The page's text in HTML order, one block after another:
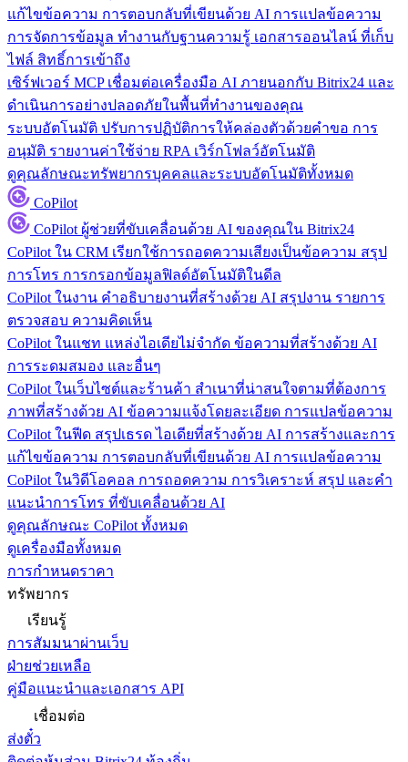
แก้ไขข้อความ การตอบกลับที่เขียนด้วย AI การแปลข้อความ
การจัดการข้อมูล ทำงานกับฐานความรู้ เอกสารออนไลน์ ที่เก็บ
ไฟล์ สิทธิ์การเข้าถึง
เซิร์ฟเวอร์ MCP เชื่อมต่อเครื่องมือ AI ภายนอกกับ Bitrix24 และ
ดำเนินการอย่างปลอดภัยในพื้นที่ทำงานของคุณ
ระบบอัตโนมัติ ปรับการปฏิบัติการให้คล่องตัวด้วยคำขอ การ
อนุมัติ รายงานค่าใช้จ่าย RPA เวิร์กโฟลว์อัตโนมัติ
ดูคุณลักษณะทรัพยากรบุคคลและระบบอัตโนมัติทั้งหมด
CoPilot
CoPilot ผู้ช่วยที่ขับเคลื่อนด้วย AI ของคุณใน Bitrix24
CoPilot ใน CRM เรียกใช้การถอดความเสียงเป็นข้อความ สรุป
การโทร การกรอกข้อมูลฟิลด์อัตโนมัติในดีล
CoPilot ในงาน คำอธิบายงานที่สร้างด้วย AI สรุปงาน รายการ
ตรวจสอบ ความคิดเห็น
CoPilot ในแชท แหล่งไอเดียไม่จำกัด ข้อความที่สร้างด้วย AI
การระดมสมอง และอื่นๆ
CoPilot ในเว็บไซต์และร้านค้า สำเนาที่น่าสนใจตามที่ต้องการ
ภาพที่สร้างด้วย AI ข้อความแจ้งโดยละเอียด การแปลข้อความ
CoPilot ในฟีด สรุปเธรด ไอเดียที่สร้างด้วย AI การสร้างและการ
แก้ไขข้อความ การตอบกลับที่เขียนด้วย AI การแปลข้อความ
CoPilot ในวิดีโอคอล การถอดความ การวิเคราะห์ สรุป และคำ
แนะนำการโทร ที่ขับเคลื่อนด้วย AI
ดูคุณลักษณะ CoPilot ทั้งหมด
ดูเครื่องมือทั้งหมด
การกำหนดราคา
ทรัพยากร
เรียนรู้
การสัมมนาผ่านเว็บ
ฝ่ายช่วยเหลือ
คู่มือแนะนำและเอกสาร API
เชื่อมต่อ
ส่งตั๋ว